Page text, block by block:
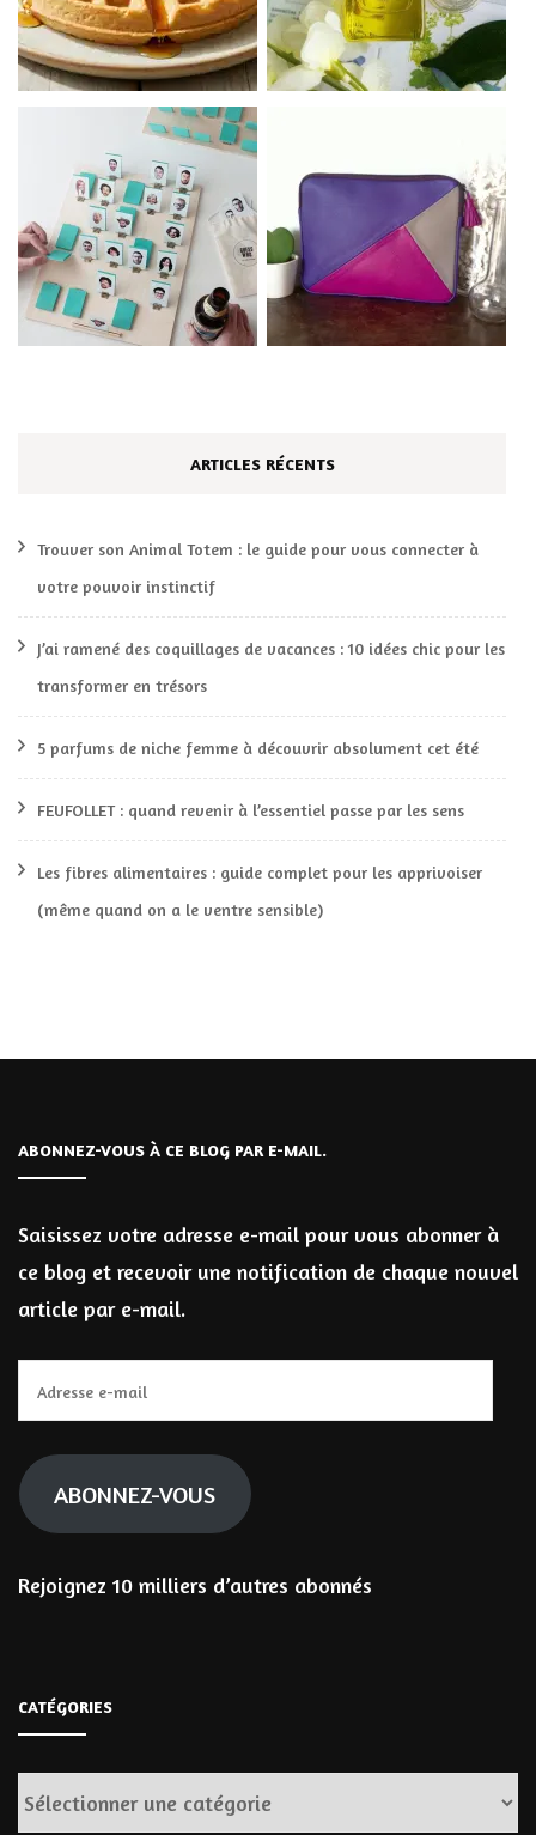
ARTICLES RÉCENTS
Trouver son Animal Totem : le guide pour vous connecter à
votre pouvoir instinctif
J’ai ramené des coquillages de vacances : 10 idées chic pour les
transformer en trésors
5 parfums de niche femme à découvrir absolument cet été
FEUFOLLET : quand revenir à l’essentiel passe par les sens
Les fibres alimentaires : guide complet pour les apprivoiser
(même quand on a le ventre sensible)
ABONNEZ-VOUS À CE BLOG PAR E-MAIL.
Saisissez votre adresse e-mail pour vous abonner à
ce blog et recevoir une notification de chaque nouvel
article par e-mail.
e-
mail
ABONNEZ-VOUS
Rejoignez 10 milliers d’autres abonnés
CATÉGORIES
Catégories